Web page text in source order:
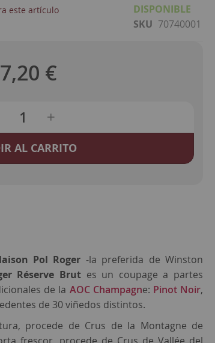
este artículo
DISPONIBLE
SKU 70740001
€
AL CARRITO
Pol Roger -la preferida de Winston
Réserve Brutes un coupage a partes
de la AOC Champagne: Pinot Noir,
de 30 viñedos distintos.
procede de Crus de la Montagne de